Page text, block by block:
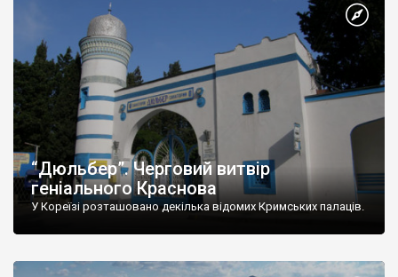
“Дюльбер”. Черговий витвір
геніального Краснова
У Кореїзі розташовано декілька відомих Кримських палаців.